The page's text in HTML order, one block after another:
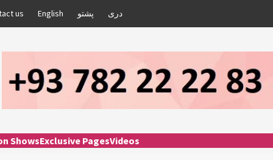
us English پشتو دری
ShowsExclusive PagesVideos